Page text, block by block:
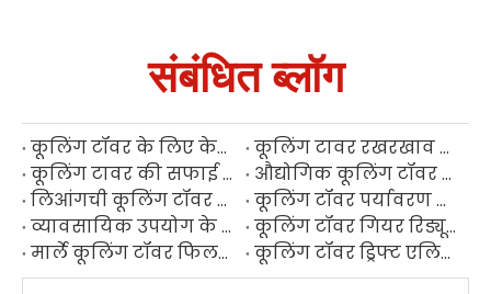
संबंधित ब्लॉग
कूलिंग टॉवर के लिए केन्द्रापसारक पम्प | औद्योगिक जल पंप आपूर्तिकर्ता
कूलिंग टावर रखरखाव गाइड | निवारक रखरखाव चेकलिस्ट और युक्तियाँ
कूलिंग टावर की सफाई प्रक्रिया को भरता है
औद्योगिक कूलिंग टॉवर स्पेयर पार्ट्स आपूर्तिकर्ता चीन
लिआंगची कूलिंग टॉवर पुली रेड्यूसर मरम्मत गाइड
कूलिंग टॉवर पर्यावरण पार्ट्स निर्माता
व्यावसायिक उपयोग के लिए किफायती कूलिंग टॉवर रिप्लेसमेंट पार्ट्स
कूलिंग टॉवर गियर रिड्यूसर रखरखाव गाइड | गियरबॉक्स निरीक्षण एवं मरम्मत
मार्ले कूलिंग टॉवर फिलर रखरखाव
कूलिंग टॉवर ड्रिफ्ट एलिमिनेटर आपूर्तिकर्ता